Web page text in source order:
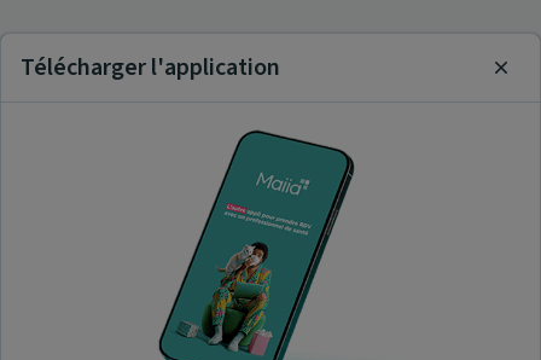
Télécharger l'application